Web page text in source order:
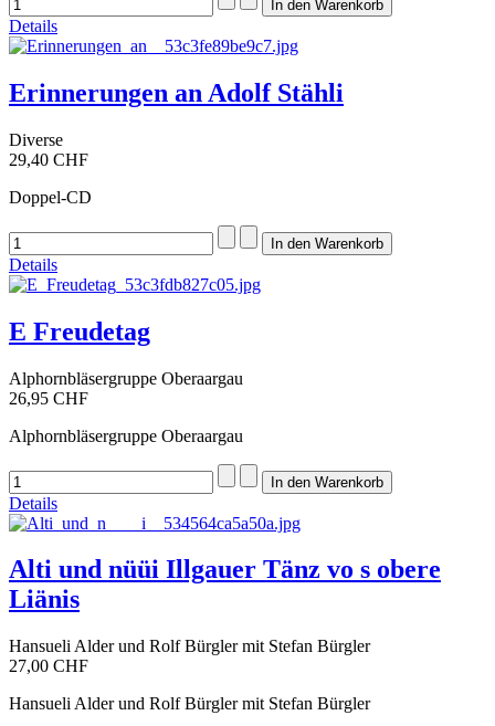
Details
Erinnerungen an Adolf Stähli
Diverse
29,40 CHF
Doppel-CD
Details
E Freudetag
Alphornbläsergruppe Oberaargau
26,95 CHF
Alphornbläsergruppe Oberaargau
Details
Alti und nüüi Illgauer Tänz vo s obere
Liänis
Hansueli Alder und Rolf Bürgler mit Stefan Bürgler
27,00 CHF
Hansueli Alder und Rolf Bürgler mit Stefan Bürgler